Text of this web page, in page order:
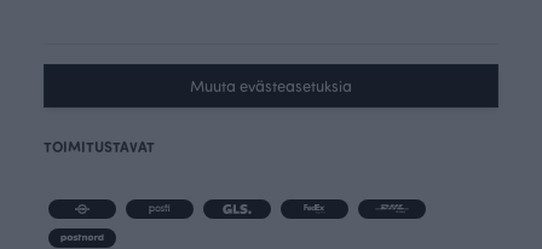
Muuta evästeasetuksia
TOIMITUSTAVAT